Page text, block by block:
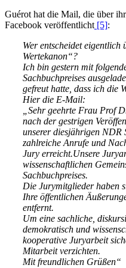
Guérot hat die Mail, die über
Facebook veröffentlicht [5]:
Wer entscheidet eigentlich
Wertekanon“?
Ich bin gestern mit
Sachbuchpreises
gefreut hatte, dass ich die
Hier die E-Mail:
„Sehr geehrte Frau Prof
nach der gestrigen
unserer diesjährigen NDR
zahlreiche Anrufe und
Jury erreicht.Unsere
wissenschaftlichen
Sachbuchpreises.
Die Jurymitglieder haben
Ihre öffentlichen
entfernt.
Um eine sachliche,
demokratisch und
kooperative Juryarbeit
Mitarbeit verzichten.
Mit freundlichen Grüßen“